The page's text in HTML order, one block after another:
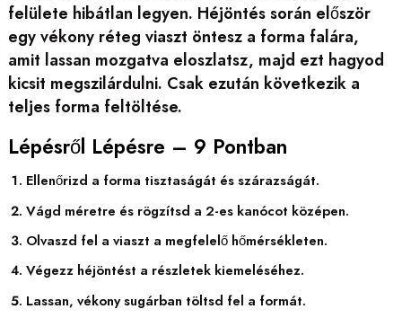
felülete hibátlan legyen. Héjöntés során először
egy vékony réteg viaszt öntesz a forma falára,
amit lassan mozgatva eloszlatsz, majd ezt hagyod
kicsit megszilárdulni. Csak ezután következik a
teljes forma feltöltése.
Lépésről Lépésre – 9 Pontban
Ellenőrizd a forma tisztaságát és szárazságát.
Vágd méretre és rögzítsd a 2-es kanócot középen.
Olvaszd fel a viaszt a megfelelő hőmérsékleten.
Végezz héjöntést a részletek kiemeléséhez.
Lassan, vékony sugárban töltsd fel a formát.